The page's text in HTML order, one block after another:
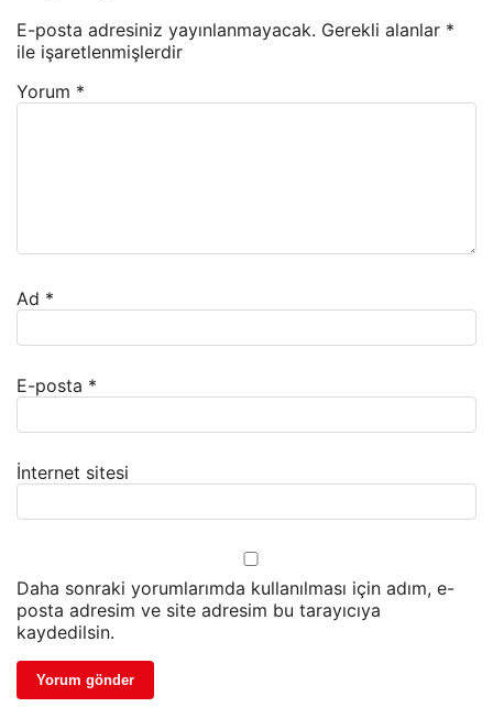
E-posta adresiniz yayınlanmayacak. Gerekli alanlar *
ile işaretlenmişlerdir
Yorum *
Ad *
E-posta *
İnternet sitesi
Daha sonraki yorumlarımda kullanılması için adım, e-
posta adresim ve site adresim bu tarayıcıya
kaydedilsin.